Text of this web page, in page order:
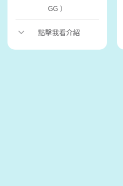
GG ）
點擊我看介紹